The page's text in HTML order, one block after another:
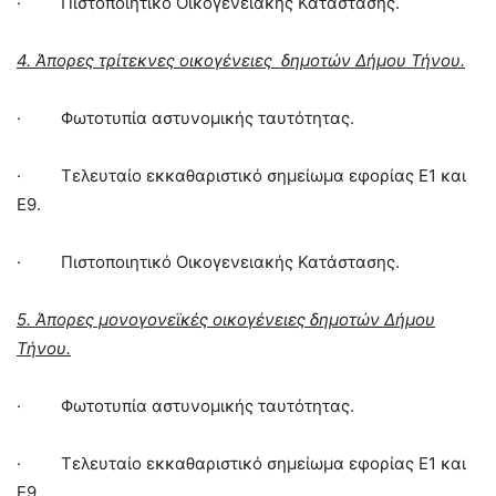
4. Άπορες τρίτεκνες οικογένειες δημοτών Δήμου Τήνου.
· Φωτοτυπία αστυνομικής ταυτότητας.
· Τελευταίο εκκαθαριστικό σημείωμα εφορίας Ε1 και
Ε9.
· Πιστοποιητικό Οικογενειακής Κατάστασης.
5. Άπορες μονογονεϊκές οικογένειες δημοτών Δήμου
Τήνου.
· Φωτοτυπία αστυνομικής ταυτότητας.
· Τελευταίο εκκαθαριστικό σημείωμα εφορίας Ε1 και